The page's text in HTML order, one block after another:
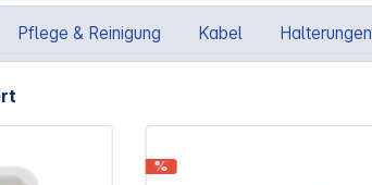
Pflege & Reinigung Kabel Halterungen
%